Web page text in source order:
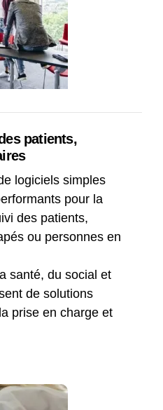
patients,
logiciels simples
pour la
des patients,
ou personnes en
santé, du social et
de solutions
prise en charge et